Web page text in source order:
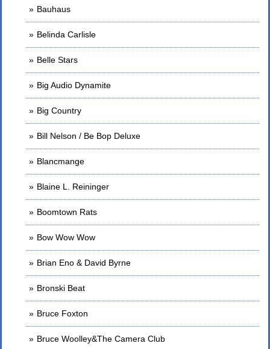
Bauhaus
Belinda Carlisle
Belle Stars
Big Audio Dynamite
Big Country
Bill Nelson / Be Bop Deluxe
Blancmange
Blaine L. Reininger
Boomtown Rats
Bow Wow Wow
Brian Eno & David Byrne
Bronski Beat
Bruce Foxton
Bruce Woolley&The Camera Club